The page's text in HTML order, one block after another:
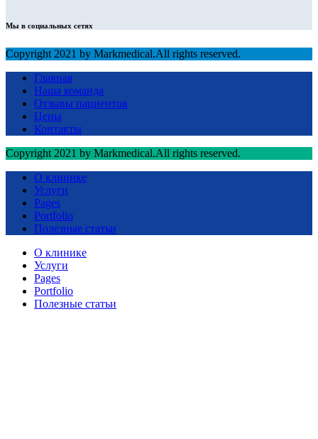
Мы в социальных сетях
Copyright 2021 by Markmedical.All rights reserved.
Главная
Наша команда
Отзывы пациентов
Цены
Контакты
Copyright 2021 by Markmedical.All rights reserved.
О клинике
Услуги
Pages
Portfolio
Полезные статьи
О клинике
Услуги
Pages
Portfolio
Полезные статьи